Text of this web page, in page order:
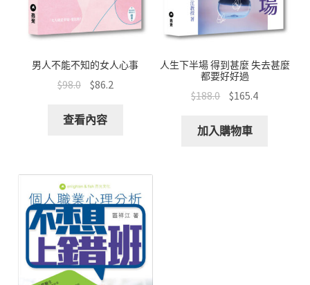
男人不能不知的女人心事
$98.0 $86.2
查看內容
人生下半場 得到甚麼 失去甚麼
都要好好過
$188.0 $165.4
加入購物車